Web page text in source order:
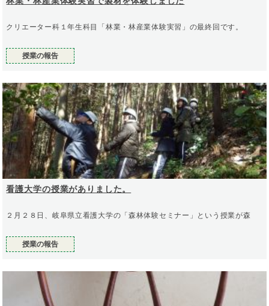
クリエーター科１年生科目「林業・林産業体験実習」の最終回です。
授業の報告
看護大学の授業がありました。
２月２８日、岐阜県立看護大学の「森林体験セミナー」という授業が森
授業の報告